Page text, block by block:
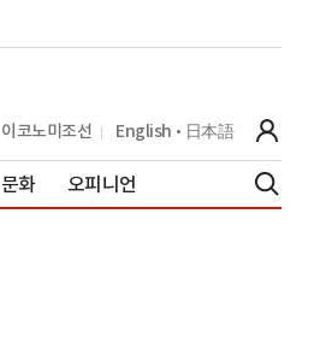
이코노미조선 English 日本語
문화 오피니언